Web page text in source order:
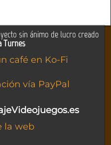
sin ánimo de lucro creado
Turnes
café en Ko-Fi
vía PayPal
la web